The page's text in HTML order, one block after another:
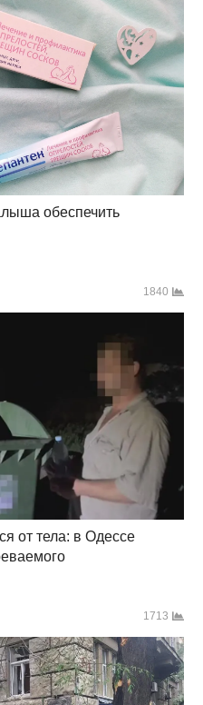
обеспечить
1840
от тела: в Одессе
1713